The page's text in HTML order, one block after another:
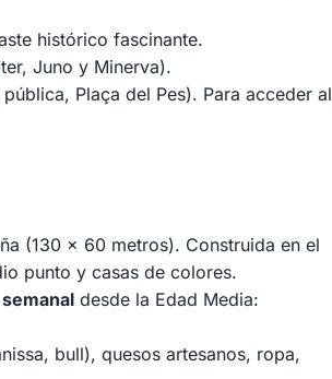
histórico fascinante.
Juno y Minerva).
Plaça del Pes). Para acceder al
(130 x 60 metros). Construida en el
punto y casas de colores.
desde la Edad Media:
bull), quesos artesanos, ropa,